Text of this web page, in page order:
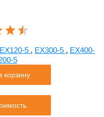
EX120-5 , EX300-5 , EX400-
5
корзину